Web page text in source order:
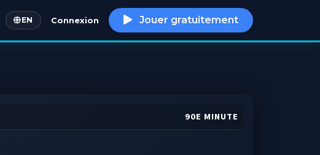
EN
English Connexion Jouer gratuitement
90E MINUTE